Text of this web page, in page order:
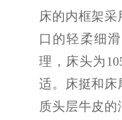
床的内框架
口的轻柔细
理，床头为
适。床挺和床
质头层牛皮